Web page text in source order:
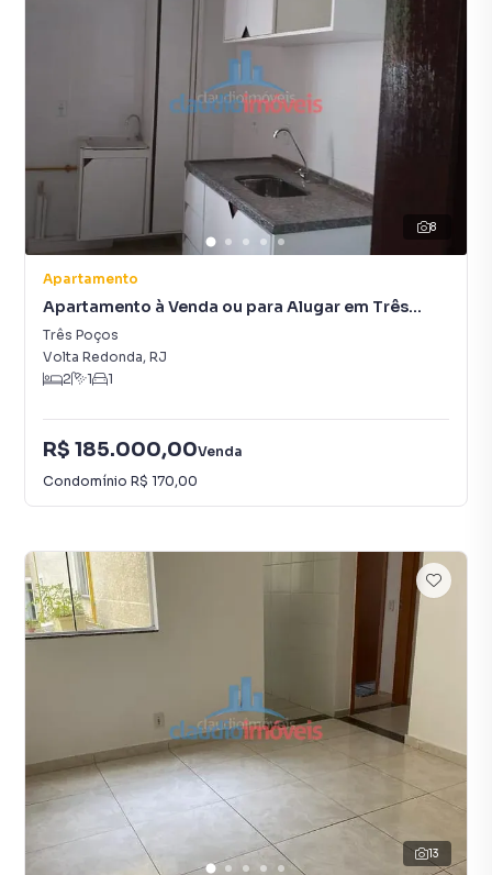
8
Apartamento
Apartamento à Venda ou para Alugar em Três
Poços
Três Poços
Volta Redonda, RJ
2
1 1
R$ 185.000,00Venda
Condomínio R$ 170,00
13